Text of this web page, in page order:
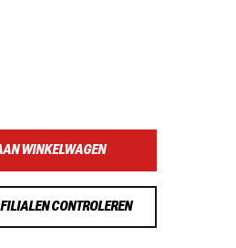
WINKELWAGEN
CONTROLEREN